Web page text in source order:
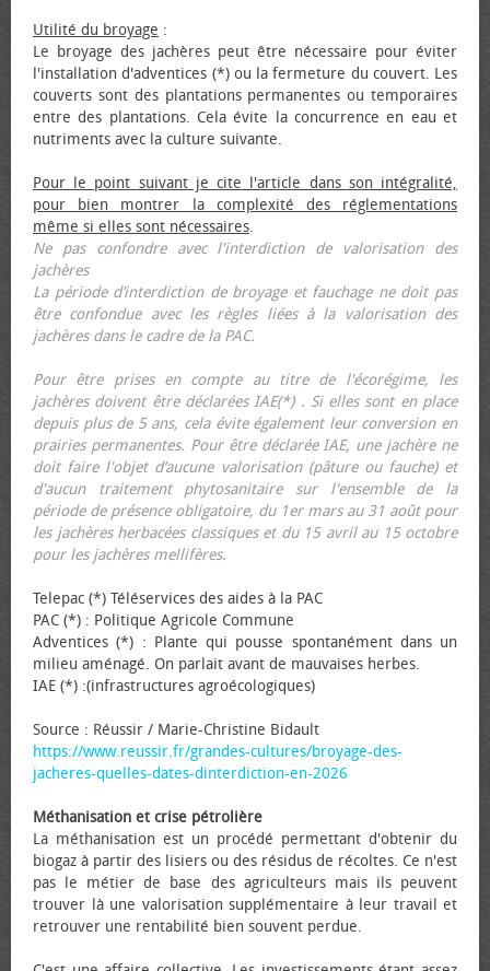
Utilité du broyage :
Le broyage des jachères peut être nécessaire pour éviter
l'installation d'adventices (*) ou la fermeture du couvert. Les
couverts sont des plantations permanentes ou temporaires
entre des plantations. Cela évite la concurrence en eau et
nutriments avec la culture suivante.
Pour le point suivant je cite l'article dans son intégralité,
pour bien montrer la complexité des réglementations
même si elles sont nécessaires.
Ne pas confondre avec l'interdiction de valorisation des
jachères
La période d’interdiction de broyage et fauchage ne doit pas
être confondue avec les règles liées à la valorisation des
jachères dans le cadre de la PAC.
Pour être prises en compte au titre de l'écorégime, les
jachères doivent être déclarées IAE(*) . Si elles sont en place
depuis plus de 5 ans, cela évite également leur conversion en
prairies permanentes. Pour être déclarée IAE, une jachère ne
doit faire l'objet d’aucune valorisation (pâture ou fauche) et
d'aucun traitement phytosanitaire sur l'ensemble de la
période de présence obligatoire, du 1er mars au 31 août pour
les jachères herbacées classiques et du 15 avril au 15 octobre
pour les jachères mellifères.
Telepac (*) Téléservices des aides à la PAC
PAC (*) : Politique Agricole Commune
Adventices (*) : Plante qui pousse spontanément dans un
milieu aménagé. On parlait avant de mauvaises herbes.
IAE (*) :(infrastructures agroécologiques)
Source : Réussir / Marie-Christine Bidault
https://www.reussir.fr/grandes-cultures/broyage-des-
jacheres-quelles-dates-dinterdiction-en-2026
Méthanisation et crise pétrolière
La méthanisation est un procédé permettant d'obtenir du
biogaz à partir des lisiers ou des résidus de récoltes. Ce n'est
pas le métier de base des agriculteurs mais ils peuvent
trouver là une valorisation supplémentaire à leur travail et
retrouver une rentabilité bien souvent perdue.